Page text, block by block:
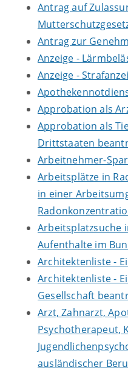
Antrag auf
Antrag zur
Anzeige -
Anzeige -
Approbation als
Approbation als
Drittstaaten
Arbeitnehmer-
Arbeitsplätze in
in einer
Arbeitsplatzsuche
Aufenthalte im
Architektenliste -
Architektenliste -
Gesellschaft
Arzt, Zahnarzt,
Psychotherapeut,
ausländischer